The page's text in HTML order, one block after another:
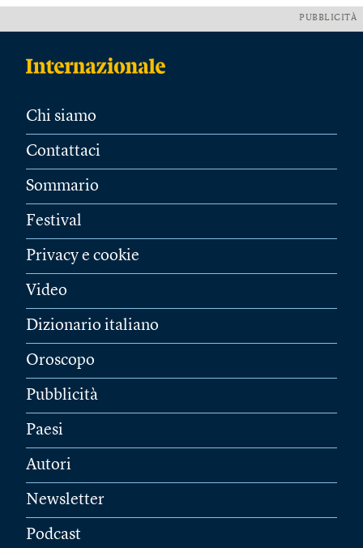
PUBBLICITÀ
Chi siamo
Contattaci
Sommario
Festival
Privacy e cookie
Video
Dizionario italiano
Oroscopo
Pubblicità
Paesi
Autori
Newsletter
Podcast